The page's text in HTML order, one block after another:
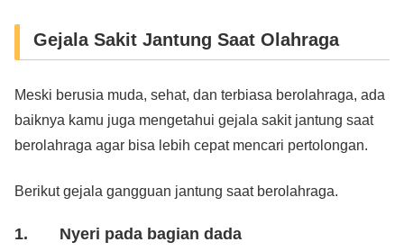
Gejala Sakit Jantung Saat Olahraga
Meski berusia muda, sehat, dan terbiasa berolahraga, ada
baiknya kamu juga mengetahui gejala sakit jantung saat
berolahraga agar bisa lebih cepat mencari pertolongan.
Berikut gejala gangguan jantung saat berolahraga.
1. Nyeri pada bagian dada